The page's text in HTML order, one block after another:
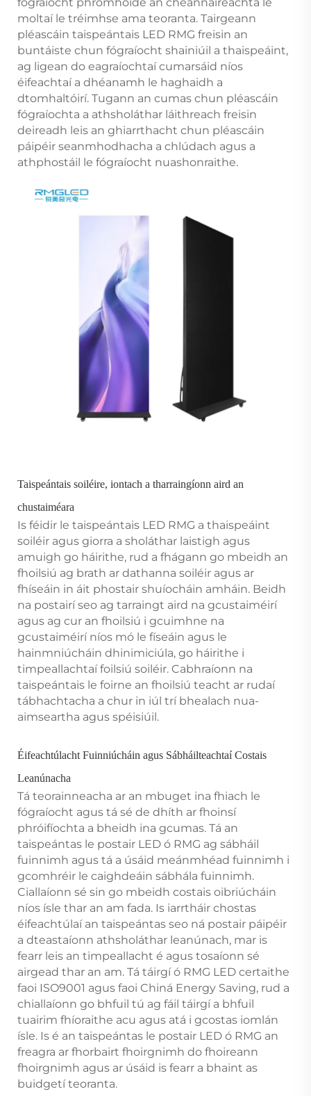
moltaí le tréimhse ama teoranta. Tairgeann
pléascáin taispeántais LED RMG freisin an
buntáiste chun fógraíocht shainiúil a thaispeáint,
ag ligean do eagraíochtaí cumarsáid níos
éifeachtaí a dhéanamh le haghaidh a
dtomhaltóirí. Tugann an cumas chun pléascáin
fógraíochta a athsholáthar láithreach freisin
deireadh leis an ghiarrthacht chun pléascáin
páipéir seanmhodhacha a chlúdach agus a
athphostáil le fógraíocht nuashonraithe.
Taispeántais soiléire, iontach a tharraingíonn aird an
chustaiméara
Is féidir le taispeántais LED RMG a thaispeáint
soiléir agus giorra a sholáthar laistigh agus
amuigh go háirithe, rud a fhágann go mbeidh an
fhoilsiú ag brath ar dathanna soiléir agus ar
fhíseáin in áit phostair shuíocháin amháin. Beidh
na postairí seo ag tarraingt aird na gcustaiméirí
agus ag cur an fhoilsiú i gcuimhne na
gcustaiméirí níos mó le físeáin agus le
hainmniúcháin dhinimiciúla, go háirithe i
timpeallachtaí foilsiú soiléir. Cabhraíonn na
taispeántais le foirne an fhoilsiú teacht ar rudaí
tábhachtacha a chur in iúl trí bhealach nua-
aimseartha agus spéisiúil.
Éifeachtúlacht Fuinniúcháin agus Sábháilteachtaí Costais
Leanúnacha
Tá teorainneacha ar an mbuget ina fhiach le
fógraíocht agus tá sé de dhíth ar fhoinsí
phróifíochta a bheidh ina gcumas. Tá an
taispeántas le postair LED ó RMG ag sábháil
fuinnimh agus tá a úsáid meánmhéad fuinnimh i
gcomhréir le caighdeáin sábhála fuinnimh.
Ciallaíonn sé sin go mbeidh costais oibriúcháin
níos ísle thar an am fada. Is iarrtháir chostas
éifeachtúlaí an taispeántas seo ná postair páipéir
a dteastaíonn athsholáthar leanúnach, mar is
fearr leis an timpeallacht é agus tosaíonn sé
airgead thar an am. Tá táirgí ó RMG LED certaithe
faoi ISO9001 agus faoi Chiná Energy Saving, rud a
chiallaíonn go bhfuil tú ag fáil táirgí a bhfuil
tuairim fhíoraithe acu agus atá i gcostas iomlán
ísle. Is é an taispeántas le postair LED ó RMG an
freagra ar fhorbairt fhoirgnimh do fhoireann
fhoirgnimh agus ar úsáid is fearr a bhaint as
buidgetí teoranta.